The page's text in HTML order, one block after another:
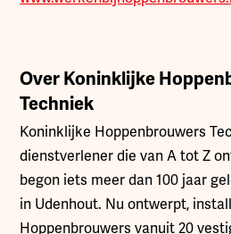
Over Koninklijke
Techniek
Koninklijke Hoppenbrouwers
dienstverlener die van A tot Z
begon iets meer dan 100 jaar
in Udenhout. Nu ontwerpt,
Hoppenbrouwers vanuit 20